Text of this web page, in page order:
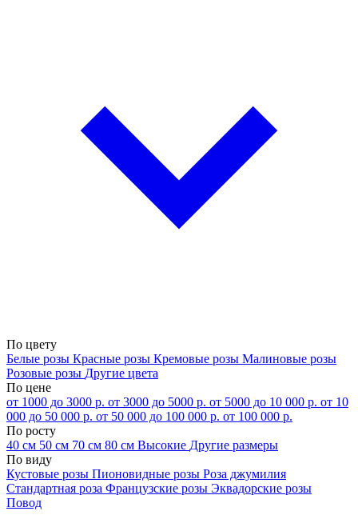
По цвету
Белые розы Красные розы Кремовые розы Малиновые розы
Розовые розы Другие цвета
По цене
от 1000 до 3000 р. от 3000 до 5000 р. от 5000 до 10 000 р. от 10
000 до 50 000 р. от 50 000 до 100 000 р. от 100 000 р.
По росту
40 см 50 см 70 см 80 см Высокие Другие размеры
По виду
Кустовые розы Пионовидные розы Роза джумилия
Стандартная роза Французские розы Эквадорские розы
Повод